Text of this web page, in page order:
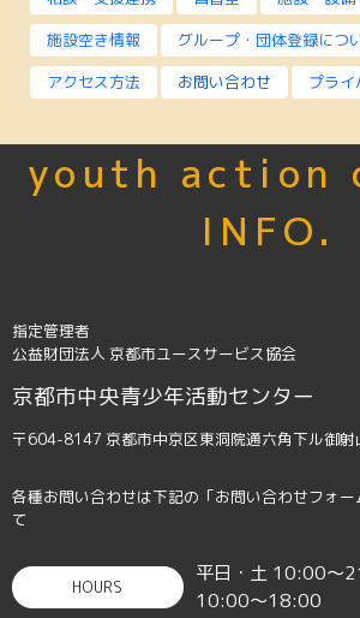
施設空き情報
グループ・団体登録につ
アクセス方法
お問い合わせ プライ
youth action
INFO.
指定管理者
公益財団法人 京都市ユースサービス協会
京都市中央青少年活動センター
〒604-8147 京都市中京区東洞院通六角下ル御射
各種お問い合わせは下記の「お問い合わせフォ
て
HOURS
平日・土 10:00〜
10:00〜18:00